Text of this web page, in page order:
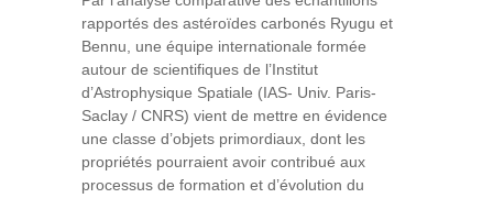
rapportés des astéroïdes carbonés Ryugu et
Bennu, une équipe internationale formée
autour de scientifiques de l’Institut
d’Astrophysique Spatiale (IAS- Univ. Paris-
Saclay / CNRS) vient de mettre en évidence
une classe d’objets primordiaux, dont les
propriétés pourraient avoir contribué aux
processus de formation et d’évolution du